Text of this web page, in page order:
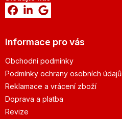
Informace pro vás
Obchodní podmínky
Podmínky ochrany osobních údajů
Reklamace a vrácení zboží
Doprava a platba
Revize